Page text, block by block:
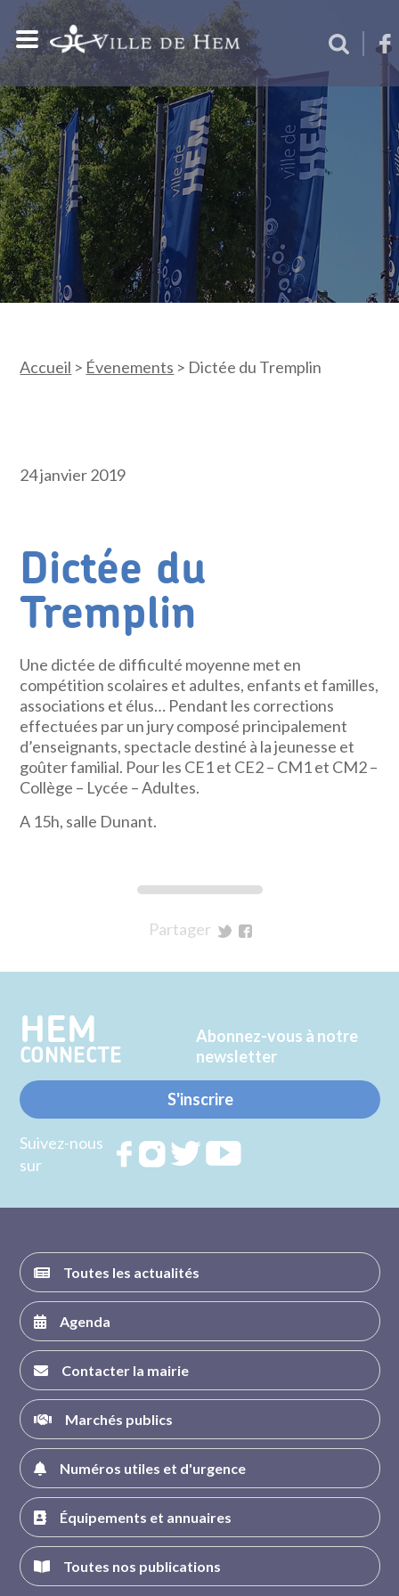
Accueil > Évenements > Dictée du Tremplin
24 janvier 2019
Dictée du
Tremplin
Une dictée de difficulté moyenne met en
compétition scolaires et adultes, enfants et familles,
associations et élus… Pendant les corrections
effectuées par un jury composé principalement
d’enseignants, spectacle destiné à la jeunesse et
goûter familial. Pour les CE1 et CE2 – CM1 et CM2 –
Collège – Lycée – Adultes.
A 15h, salle Dunant.
Partager
Twitter
Facebook
HEM
CONNECTE
Abonnez-vous à notre
newsletter
S'inscrire
Suivez-nous
sur
RejoignezRejoignezRejoignez
Toutes les actualités
Agenda
Contacter la mairie
Marchés publics
Numéros utiles et d'urgence
Équipements et annuaires
Toutes nos publications